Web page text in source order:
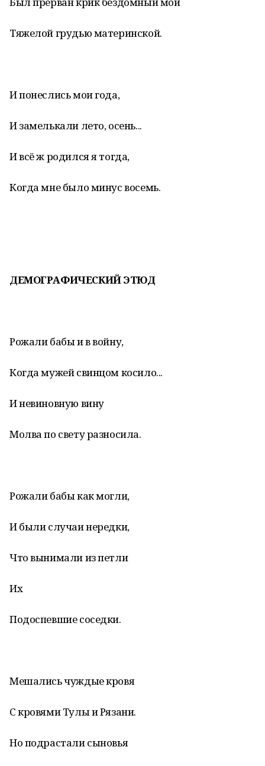
Тяжелой грудью материнской.
И понеслись мои года,
И замелькали лето, осень...
И всё ж родился я тогда,
Когда мне было минус восемь.
ДЕМОГРАФИЧЕСКИЙ ЭТЮД
Рожали бабы и в войну,
Когда мужей свинцом косило...
И невиновную вину
Молва по свету разносила.
Рожали бабы как могли,
И были случаи нередки,
Что вынимали из петли
Их
Подоспевшие соседки.
Мешались чуждые кровя
С кровями Тулы и Рязани.
Но подрастали сыновья